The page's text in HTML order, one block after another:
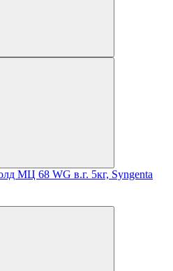
МЦ 68 WG в.г. 5кг, Syngenta